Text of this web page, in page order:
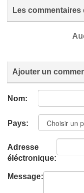
Les commentaires
Ajouter un
Nom:
Pays:
Adresse
éléctronique:
Message: